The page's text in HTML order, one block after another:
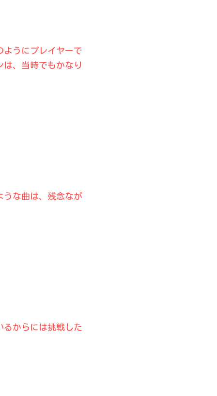
ようにプレイヤーで
、当時でもかなり
うな曲は、残念なが
からには挑戦した